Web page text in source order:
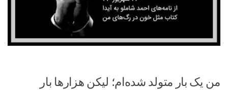
من یک بار متولد شده‌ام؛ لیکن هزارها بار